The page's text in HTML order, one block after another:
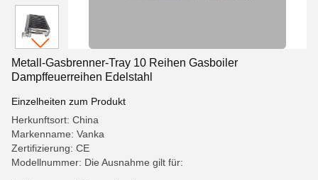
Metall-Gasbrenner-Tray 10 Reihen Gasboiler
Dampffeuerreihen Edelstahl
Einzelheiten zum Produkt
Herkunftsort: China
Markenname: Vanka
Zertifizierung: CE
Modellnummer: Die Ausnahme gilt für: